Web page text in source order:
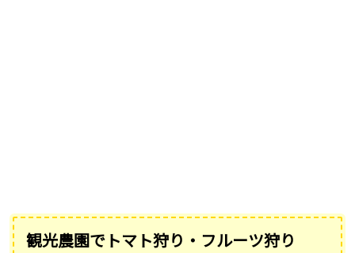
観光農園でトマト狩り・フルーツ狩り